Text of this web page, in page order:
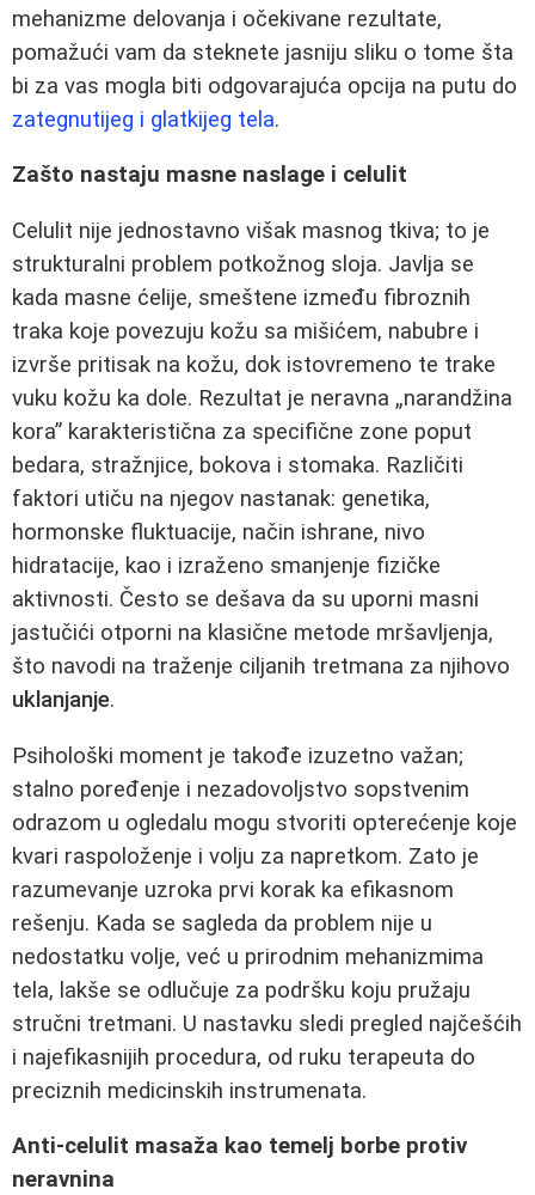
mehanizme delovanja i očekivane rezultate,
pomažući vam da steknete jasniju sliku o tome šta
bi za vas mogla biti odgovarajuća opcija na putu do
zategnutijeg i glatkijeg tela.
Zašto nastaju masne naslage i celulit
Celulit nije jednostavno višak masnog tkiva; to je
strukturalni problem potkožnog sloja. Javlja se
kada masne ćelije, smeštene između fibroznih
traka koje povezuju kožu sa mišićem, nabubre i
izvrše pritisak na kožu, dok istovremeno te trake
vuku kožu ka dole. Rezultat je neravna „narandžina
kora” karakteristična za specifične zone poput
bedara, stražnjice, bokova i stomaka. Različiti
faktori utiču na njegov nastanak: genetika,
hormonske fluktuacije, način ishrane, nivo
hidratacije, kao i izraženo smanjenje fizičke
aktivnosti. Često se dešava da su uporni masni
jastučići otporni na klasične metode mršavljenja,
što navodi na traženje ciljanih tretmana za njihovo
uklanjanje.
Psihološki moment je takođe izuzetno važan;
stalno poređenje i nezadovoljstvo sopstvenim
odrazom u ogledalu mogu stvoriti opterećenje koje
kvari raspoloženje i volju za napretkom. Zato je
razumevanje uzroka prvi korak ka efikasnom
rešenju. Kada se sagleda da problem nije u
nedostatku volje, već u prirodnim mehanizmima
tela, lakše se odlučuje za podršku koju pružaju
stručni tretmani. U nastavku sledi pregled najčešćih
i najefikasnijih procedura, od ruku terapeuta do
preciznih medicinskih instrumenata.
Anti-celulit masaža kao temelj borbe protiv
neravnina